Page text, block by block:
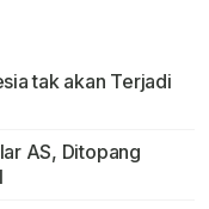
tak akan Terjadi
AS, Ditopang